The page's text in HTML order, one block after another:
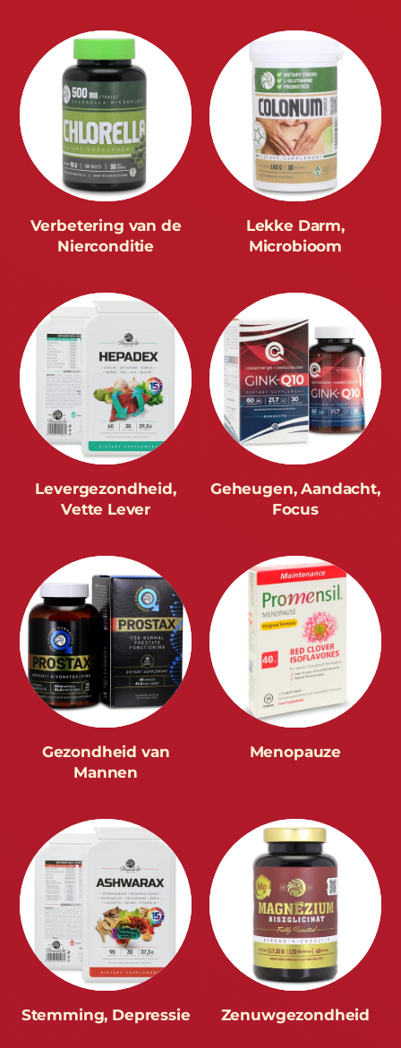
Verbetering van de
Nierconditie
Lekke Darm,
Microbioom
Levergezondheid,
Vette Lever
Geheugen, Aandacht,
Focus
Gezondheid van
Mannen
Menopauze
Stemming, Depressie Zenuwgezondheid